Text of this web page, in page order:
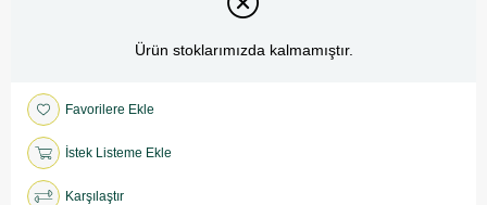
Ürün stoklarımızda kalmamıştır.
Favorilere Ekle
İstek Listeme Ekle
Karşılaştır